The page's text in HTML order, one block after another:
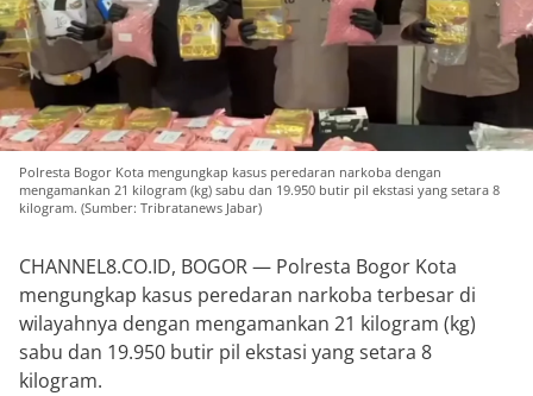
Polresta Bogor Kota mengungkap kasus peredaran narkoba dengan
mengamankan 21 kilogram (kg) sabu dan 19.950 butir pil ekstasi yang setara 8
kilogram. (Sumber: Tribratanews Jabar)
CHANNEL8.CO.ID, BOGOR — Polresta Bogor Kota
mengungkap kasus peredaran narkoba terbesar di
wilayahnya dengan mengamankan 21 kilogram (kg)
sabu dan 19.950 butir pil ekstasi yang setara 8
kilogram.